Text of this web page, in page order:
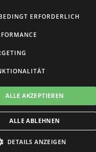
AGB
Jobs
Tanzschuh
ERFORDERLICH
ALLE AKZEPTIEREN
ALLE ABLEHNEN
DETAILS ANZEIGEN